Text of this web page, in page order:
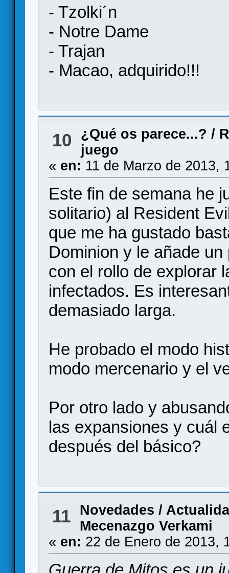
- Tzolki´n
- Notre Dame
- Trajan
- Macao, adquirido!!!
10 ¿Qué os parece...? /
juego
« en: 11 de Marzo de 2013,
Este fin de semana he
solitario) al Resident
que me ha gustado
Dominion y le añade
con el rollo de explorar
infectados. Es
demasiado larga.
He probado el modo
modo mercenario y el
Por otro lado y
las expansiones y cuál
después del básico?
11
Novedades /
Mecenazgo Verkami
« en: 22 de Enero de 2013,